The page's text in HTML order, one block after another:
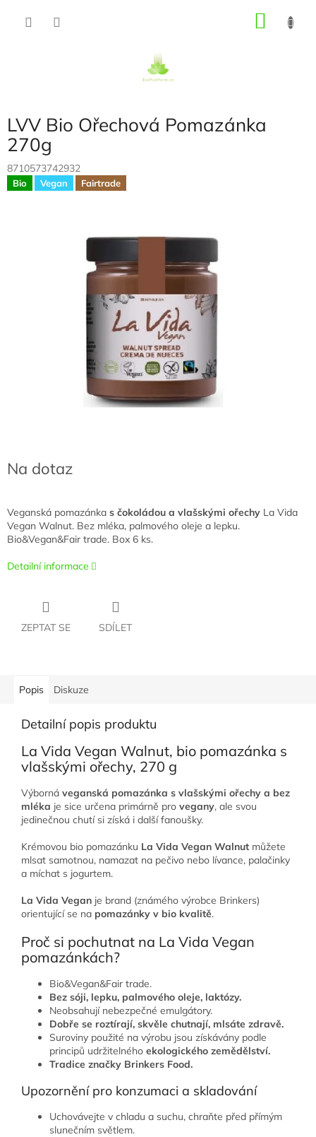
LVV Bio Ořechová Pomazánka
270g
8710573742932
Bio Vegan Fairtrade
Na dotaz
Veganská pomazánka s čokoládou a vlašskými ořechy La Vida
Vegan Walnut. Bez mléka, palmového oleje a lepku.
Bio&Vegan&Fair trade. Box 6 ks.
Detailní informace
ZEPTAT SE SDÍLET
Popis Diskuze
Detailní popis produktu
La Vida Vegan Walnut, bio pomazánka s
vlašskými ořechy, 270 g
Výborná veganská pomazánka s vlašskými ořechy a bez
mléka je sice určena primárně pro vegany, ale svou
jedinečnou chutí si získá i další fanoušky.
Krémovou bio pomazánku La Vida Vegan Walnut můžete
mlsat samotnou, namazat na pečivo nebo lívance, palačinky
a míchat s jogurtem.
La Vida Vegan je brand (známého výrobce Brinkers)
orientující se na pomazánky v bio kvalitě.
Proč si pochutnat na La Vida Vegan
pomazánkách?
Bio&Vegan&Fair trade.
Bez sóji, lepku, palmového oleje, laktózy.
Neobsahují nebezpečné emulgátory.
Dobře se roztírají, skvěle chutnají, mlsáte zdravě.
Suroviny použité na výrobu jsou získávány podle
principů udržitelného ekologického zemědělství.
Tradice značky Brinkers Food.
Upozornění pro konzumaci a skladování
Uchovávejte v chladu a suchu, chraňte před přímým
slunečním světlem.